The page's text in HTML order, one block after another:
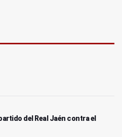
del Real Jaén contra el